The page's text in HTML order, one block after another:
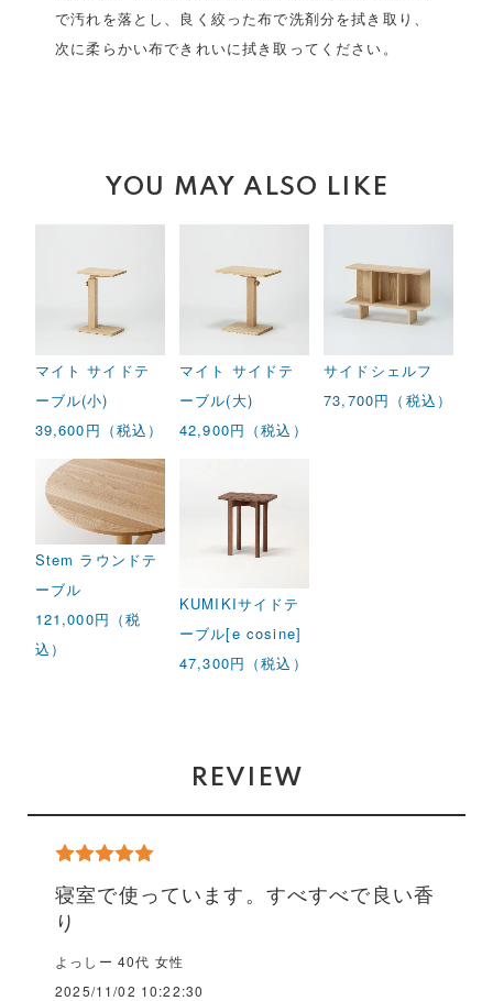
で汚れを落とし、良く絞った布で洗剤分を拭き取り、
次に柔らかい布できれいに拭き取ってください。
YOU MAY ALSO LIKE
マイト サイドテ
ーブル(小)
39,600円（税込）
マイト サイドテ
ーブル(大)
42,900円（税込）
サイドシェルフ
73,700円（税込）
Stem ラウンドテ
ーブル
121,000円（税
込）
KUMIKIサイドテ
ーブル[e cosine]
47,300円（税込）
REVIEW
寝室で使っています。すべすべで良い香
り
よっしー 40代 女性
2025/11/02 10:22:30